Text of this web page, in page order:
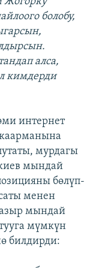
болобу,
алса,
кимдерди
интернет
мурдагы
мындай
бөлүп-
менен
мындай
мүмкүн
билдирди: